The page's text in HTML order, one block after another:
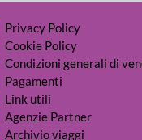
Privacy Policy
Cookie Policy
Condizioni generali di
Pagamenti
Link utili
Agenzie Partner
Archivio viaggi